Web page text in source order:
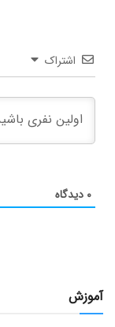
اشتراک
۰ دیدگاه
آموزش